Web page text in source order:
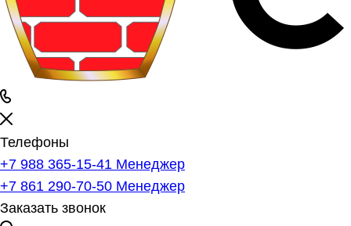
Телефоны
+7 988 365-15-41 Менеджер
+7 861 290-70-50 Менеджер
Заказать звонок